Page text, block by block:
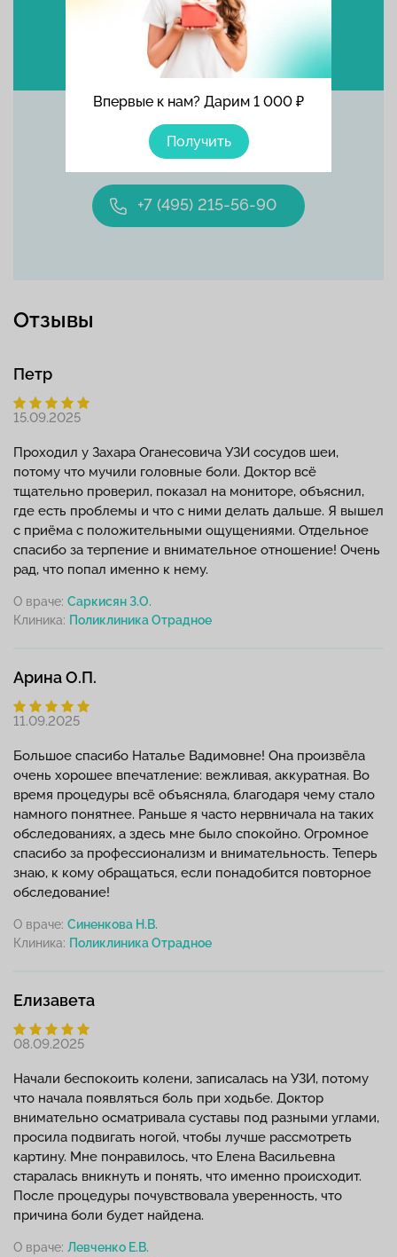
Впервые к нам? Дарим 1 000 ₽
Получить
Позвоните прямо сейчас
+7 (495) 215-56-90
Выбрать время
Отзывы
Петр
15.09.2025
Проходил у Захара Оганесовича УЗИ сосудов шеи,
потому что мучили головные боли. Доктор всё
тщательно проверил, показал на мониторе, объяснил,
где есть проблемы и что с ними делать дальше. Я вышел
с приёма с положительными ощущениями. Отдельное
спасибо за терпение и внимательное отношение! Очень
рад, что попал именно к нему.
О враче: Саркисян З.О.
Клиника:
Арина О.П.
11.09.2025
Большое спасибо Наталье Вадимовне! Она произвёла
очень хорошее впечатление: вежливая, аккуратная. Во
время процедуры всё объясняла, благодаря чему стало
намного понятнее. Раньше я часто нервничала на таких
обследованиях, а здесь мне было спокойно. Огромное
спасибо за профессионализм и внимательность. Теперь
знаю, к кому обращаться, если понадобится повторное
обследование!
О враче: Синенкова Н.В.
Клиника:
Елизавета
08.09.2025
Начали беспокоить колени, записалась на УЗИ, потому
что начала появляться боль при ходьбе. Доктор
внимательно осматривала суставы под разными углами,
просила подвигать ногой, чтобы лучше рассмотреть
картину. Мне понравилось, что Елена Васильевна
старалась вникнуть и понять, что именно происходит.
После процедуры почувствовала уверенность, что
причина боли будет найдена.
О враче: Левченко Е.В.